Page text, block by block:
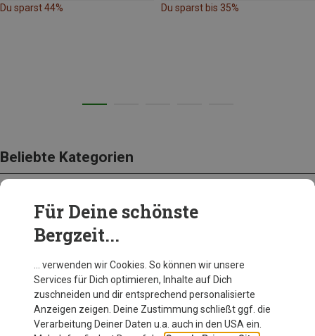
Du sparst 44% Du sparst bis 35%
Beliebte Kategorien
BEKLEIDUNG
Für Deine schönste
Bergzeit...
… verwenden wir Cookies. So können wir unsere
Services für Dich optimieren, Inhalte auf Dich
zuschneiden und dir entsprechend personalisierte
Anzeigen zeigen. Deine Zustimmung schließt ggf. die
Verarbeitung Deiner Daten u.a. auch in den USA ein.